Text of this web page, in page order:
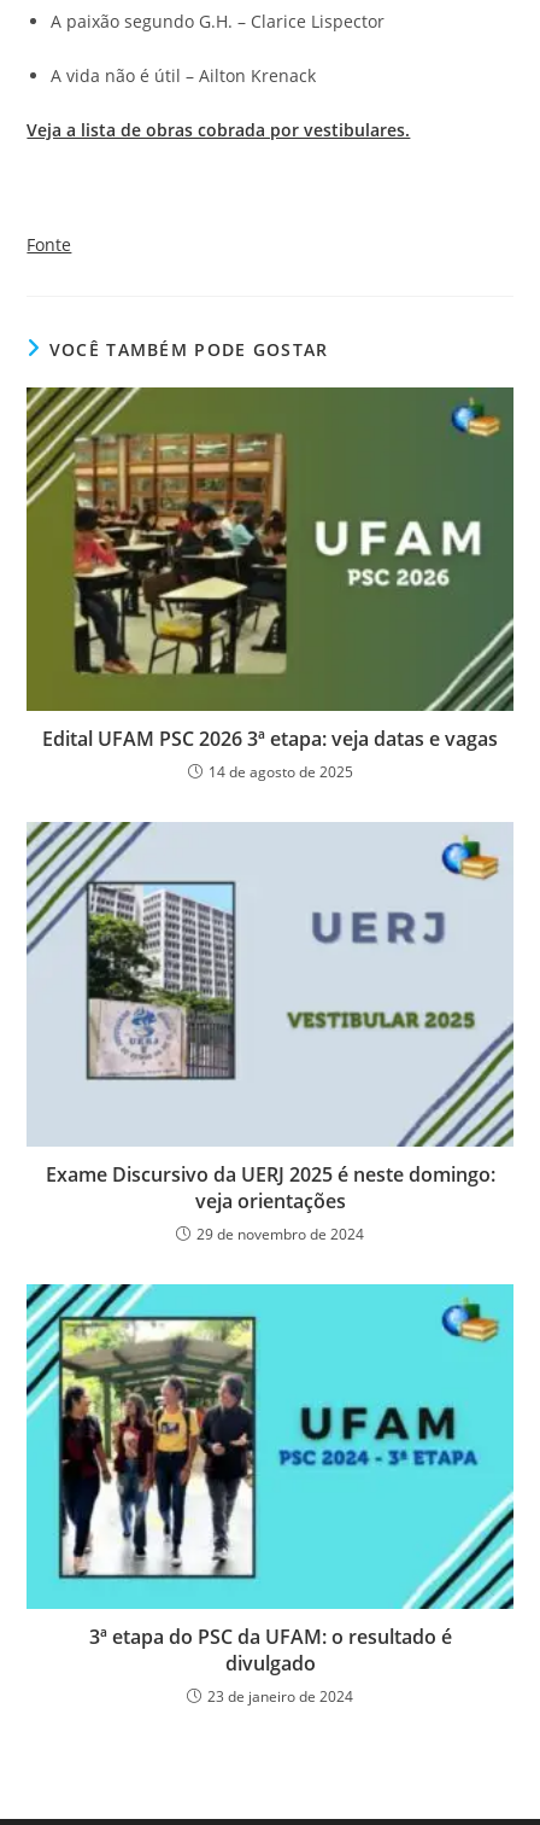
A paixão segundo G.H. – Clarice Lispector
A vida não é útil – Ailton Krenack
Veja a lista de obras cobrada por vestibulares.
Fonte
VOCÊ TAMBÉM PODE GOSTAR
Edital UFAM PSC 2026 3ª etapa: veja datas e vagas
14 de agosto de 2025
Exame Discursivo da UERJ 2025 é neste domingo:
veja orientações
29 de novembro de 2024
3ª etapa do PSC da UFAM: o resultado é
divulgado
23 de janeiro de 2024